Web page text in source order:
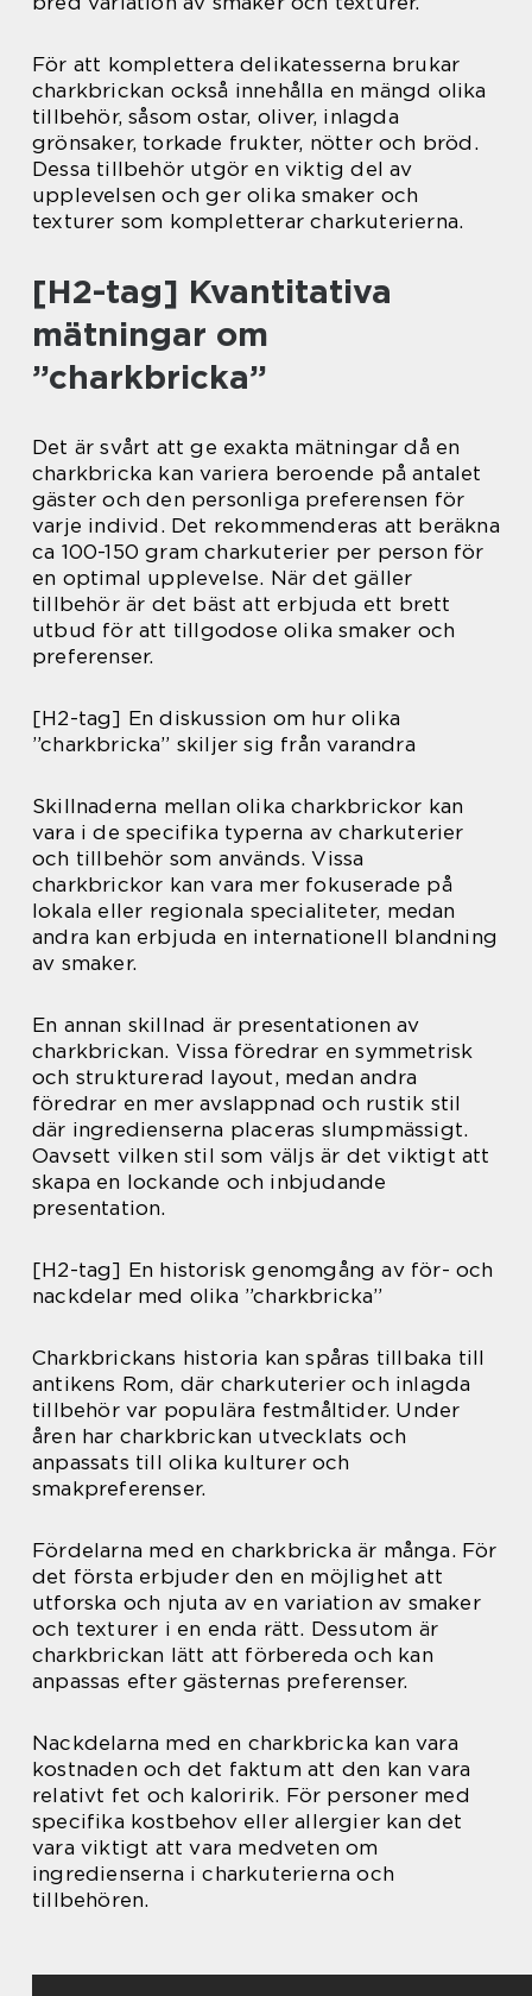
För att komplettera delikatesserna brukar
charkbrickan också innehålla en mängd olika
tillbehör, såsom ostar, oliver, inlagda
grönsaker, torkade frukter, nötter och bröd.
Dessa tillbehör utgör en viktig del av
upplevelsen och ger olika smaker och
texturer som kompletterar charkuterierna.
[H2-tag] Kvantitativa
mätningar om
”charkbricka”
Det är svårt att ge exakta mätningar då en
charkbricka kan variera beroende på antalet
gäster och den personliga preferensen för
varje individ. Det rekommenderas att beräkna
ca 100-150 gram charkuterier per person för
en optimal upplevelse. När det gäller
tillbehör är det bäst att erbjuda ett brett
utbud för att tillgodose olika smaker och
preferenser.
[H2-tag] En diskussion om hur olika
”charkbricka” skiljer sig från varandra
Skillnaderna mellan olika charkbrickor kan
vara i de specifika typerna av charkuterier
och tillbehör som används. Vissa
charkbrickor kan vara mer fokuserade på
lokala eller regionala specialiteter, medan
andra kan erbjuda en internationell blandning
av smaker.
En annan skillnad är presentationen av
charkbrickan. Vissa föredrar en symmetrisk
och strukturerad layout, medan andra
föredrar en mer avslappnad och rustik stil
där ingredienserna placeras slumpmässigt.
Oavsett vilken stil som väljs är det viktigt att
skapa en lockande och inbjudande
presentation.
[H2-tag] En historisk genomgång av för- och
nackdelar med olika ”charkbricka”
Charkbrickans historia kan spåras tillbaka till
antikens Rom, där charkuterier och inlagda
tillbehör var populära festmåltider. Under
åren har charkbrickan utvecklats och
anpassats till olika kulturer och
smakpreferenser.
Fördelarna med en charkbricka är många. För
det första erbjuder den en möjlighet att
utforska och njuta av en variation av smaker
och texturer i en enda rätt. Dessutom är
charkbrickan lätt att förbereda och kan
anpassas efter gästernas preferenser.
Nackdelarna med en charkbricka kan vara
kostnaden och det faktum att den kan vara
relativt fet och kaloririk. För personer med
specifika kostbehov eller allergier kan det
vara viktigt att vara medveten om
ingredienserna i charkuterierna och
tillbehören.